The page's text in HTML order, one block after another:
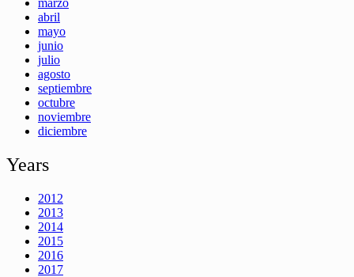
abril
mayo
junio
julio
agosto
septiembre
octubre
noviembre
diciembre
Years
2012
2013
2014
2015
2016
2017